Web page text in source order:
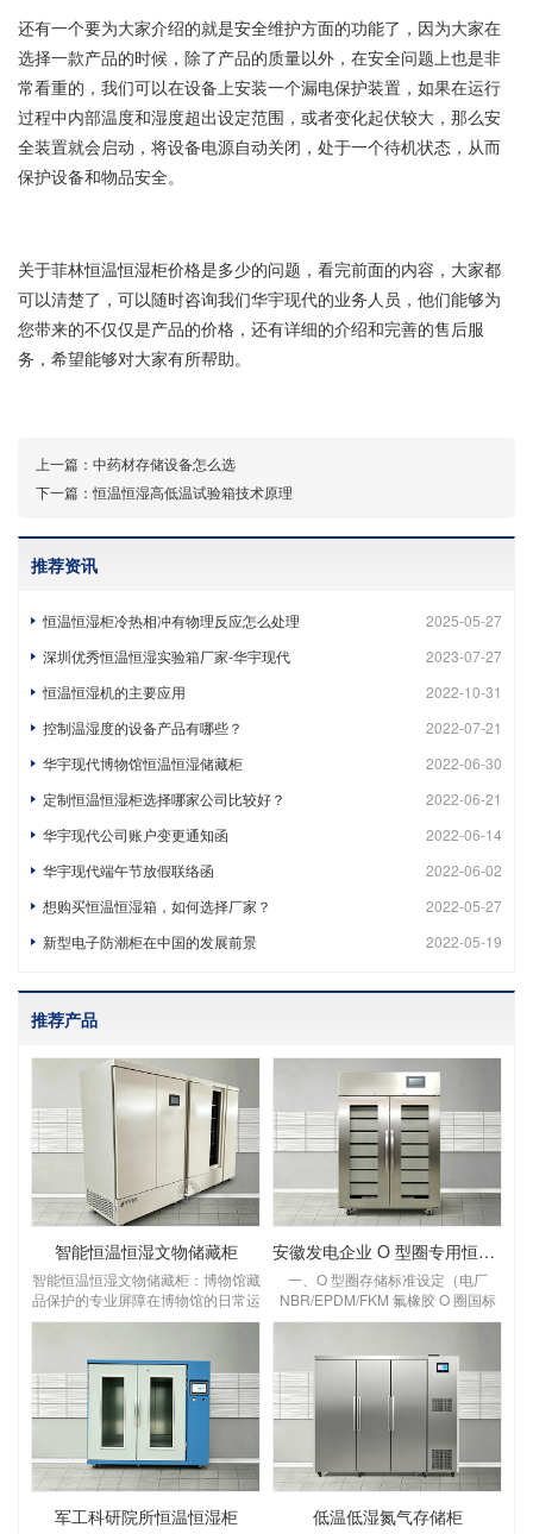
还有一个要为大家介绍的就是安全维护方面的功能了，因为大家在
选择一款产品的时候，除了产品的质量以外，在安全问题上也是非
常看重的，我们可以在设备上安装一个漏电保护装置，如果在运行
过程中内部温度和湿度超出设定范围，或者变化起伏较大，那么安
全装置就会启动，将设备电源自动关闭，处于一个待机状态，从而
保护设备和物品安全。
关于菲林恒温恒湿柜价格是多少的问题，看完前面的内容，大家都
可以清楚了，可以随时咨询我们华宇现代的业务人员，他们能够为
您带来的不仅仅是产品的价格，还有详细的介绍和完善的售后服
务，希望能够对大家有所帮助。
上一篇： 中药材存储设备怎么选
下一篇：恒温恒湿高低温试验箱技术原理
推荐资讯
2025-05-27
恒温恒湿柜冷热相冲有物理反应怎么处理
2023-07-27
深圳优秀恒温恒湿实验箱厂家-华宇现代
2022-10-31
恒温恒湿机的主要应用
2022-07-21
控制温湿度的设备产品有哪些？
2022-06-30
华宇现代博物馆恒温恒湿储藏柜
2022-06-21
定制恒温恒湿柜选择哪家公司比较好？
2022-06-14
华宇现代公司账户变更通知函
2022-06-02
华宇现代端午节放假联络函
2022-05-27
想购买恒温恒湿箱，如何选择厂家？
2022-05-19
新型电子防潮柜在中国的发展前景
推荐产品
智能恒温恒湿文物储藏柜
智能恒温恒湿文物储藏柜：博物馆藏
品保护的专业屏障在博物馆的日常运
营中，文物的长期保存始终是核心课
等环境因素，会对纸质、木质、纺织
品、金属类文物造成不可逆的损害，
而智能恒温恒湿文物储藏柜，正是为
解决这一难题而生的专业设备，为博
物馆藏品构建起全天候、高精度的保
护屏障。一、核心功能：为文物打造
“稳定生态舱”博物馆文物的保存，对
的核心价值，
安徽发电企业 O 型圈专用恒温恒湿储存柜
一、O 型圈存储标准设定（电厂
NBR/EPDM/FKM 氟橡胶 O 圈国标
要求）设定温湿度：温度 18～
优选 20℃，控温精度 ±1℃，区间 5
～25℃，＞30℃橡胶加速老化变
硬、永久变形；＜5℃低温脆裂失
弹 湿度：45～55% RH，控湿 ±3%
橡胶吸水胀大；湿＜40% 密封圈干
裂O 型圈存放管理规范（
军工科研院所恒温恒湿柜 低温低湿氮气存储柜